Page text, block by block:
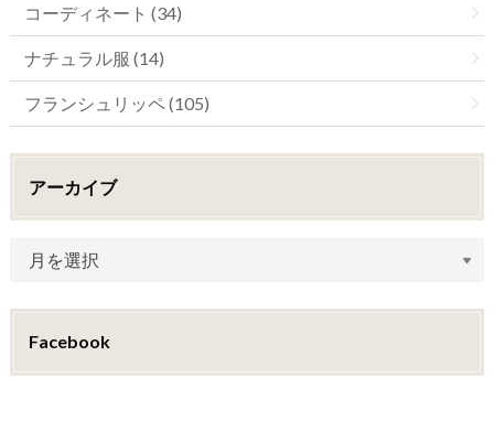
コーディネート (34)
ナチュラル服 (14)
フランシュリッペ (105)
アーカイブ
Facebook